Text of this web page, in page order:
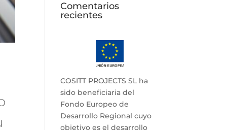
Comentarios
recientes
COSITT PROJECTS SL ha
sido beneficiaria del
Fondo Europeo de
Desarrollo Regional cuyo
objetivo es el desarrollo